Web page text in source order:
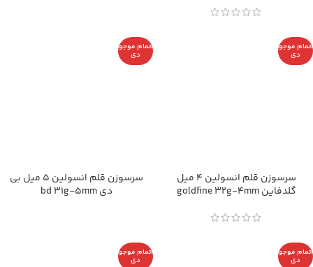
اتمام موجو
دی
سرسوزن قلم انسولین 4 میل
گلدفاین goldfine 32g-4mm
اتمام موجو
دی
سرسوزن قلم انسولین 5 میل بی
دی bd 31g-5mm
اتمام موجو
دی
اتمام موجو
دی